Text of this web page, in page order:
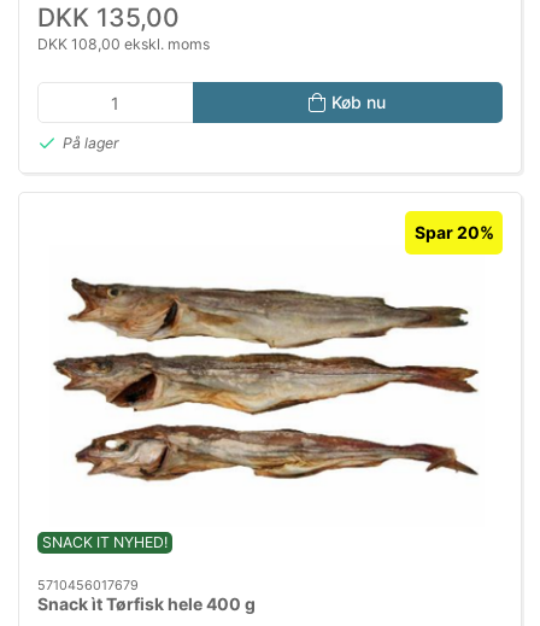
DKK 135,00
DKK 108,00 ekskl. moms
Køb nu
På lager
SNACK IT NYHED!
Spar 20%
5710456017679
Snack ìt Tørfisk hele 400 g